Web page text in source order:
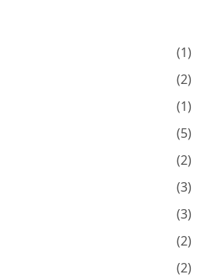
(1)
(2)
(1)
(5)
(2)
(3)
(3)
(2)
(2)